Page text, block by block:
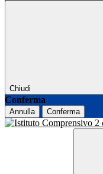
Chiudi
Conferma
Annulla Conferma